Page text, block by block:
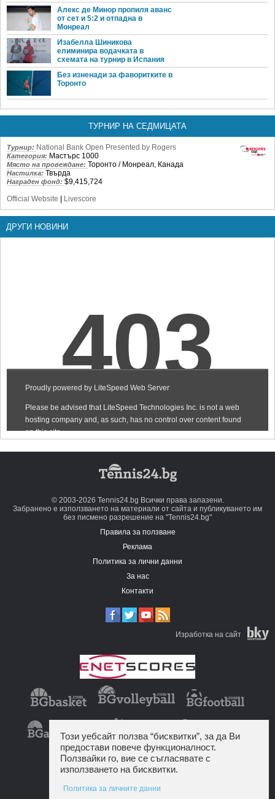
Алекс де Минор пропиля аванс
от сет и 5:2 и отпадна в
Монреал
Изабелла Шиникова
елиминира водачката в
схемата на турнир в Испания
Без изненади за фаворитките в
Торонто
ТУРНИР НА СЕДМИЦАТА
Турнир: National Bank Open Presented by Rogers
Категория: Мастърс 1000
Място на провеждане: Торонто / Монреал, Канада
Настилка: Твърда
Награден фонд: $9,415,724
Official Website | Livescore
ДРУГИ НОВИНИ
© 2003-2026 Tennis24.bg Всички права запазени.
Забранено е използването на материали от сайта и публикуването им
без писмено разрешение на "Tennis24.bg"
Правила за ползване
Реклама
Политика за лични данни
За нас
Контакти
Изработка на сайт
Този уебсайт ползва “бисквитки”, за да Ви
предостави повече функционалност.
Ползвайки го, вие се съгласявате с
използването на бисквитки.
Политика за личните данни